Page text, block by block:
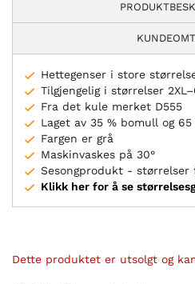
Hettegenser i store
Tilgjengelig i størrelser
Fra det kule merket D555
Laget av 35 % bomull og
Fargen er grå
Maskinvaskes på 30°
Sesongprodukt - størrelser
Klikk her for å se
Dette produktet er utsolgt og